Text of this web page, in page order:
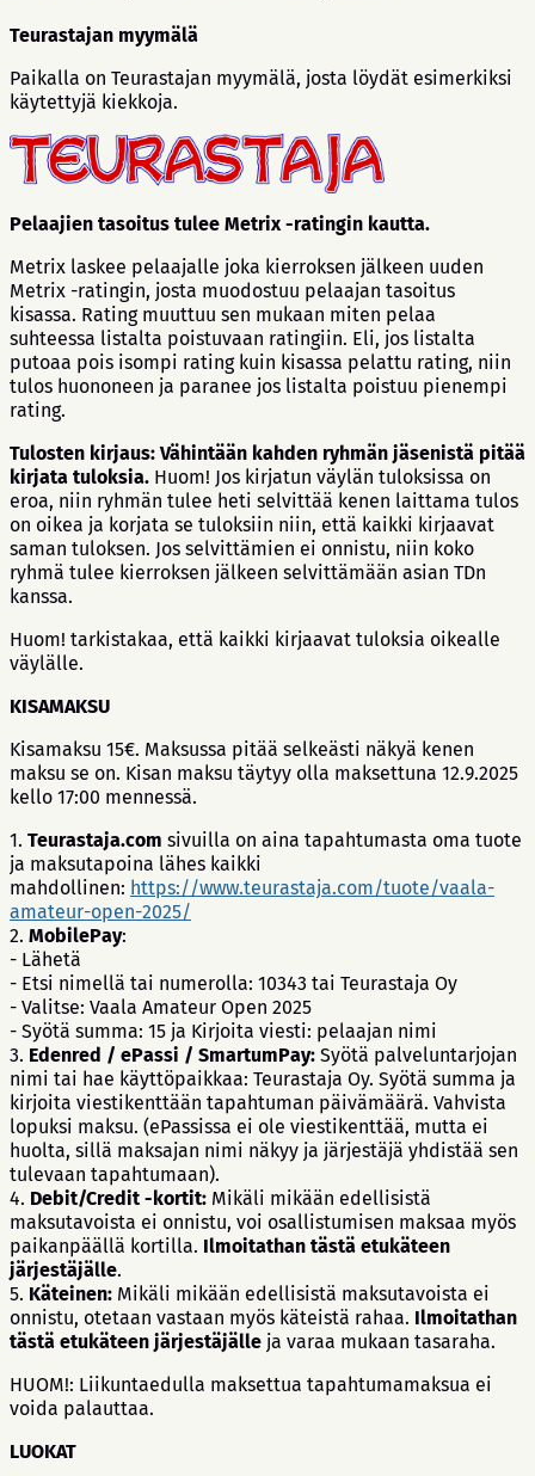
Teurastajan myymälä
Paikalla on Teurastajan myymälä, josta löydät esimerkiksi
käytettyjä kiekkoja.
Pelaajien tasoitus tulee Metrix -ratingin kautta.
Metrix laskee pelaajalle joka kierroksen jälkeen uuden
Metrix -ratingin, josta muodostuu pelaajan tasoitus
kisassa. Rating muuttuu sen mukaan miten pelaa
suhteessa listalta poistuvaan ratingiin. Eli, jos listalta
putoaa pois isompi rating kuin kisassa pelattu rating, niin
tulos huononeen ja paranee jos listalta poistuu pienempi
rating.
Tulosten kirjaus: Vähintään kahden ryhmän jäsenistä pitää
kirjata tuloksia. Huom! Jos kirjatun väylän tuloksissa on
eroa, niin ryhmän tulee heti selvittää kenen laittama tulos
on oikea ja korjata se tuloksiin niin, että kaikki kirjaavat
saman tuloksen. Jos selvittämien ei onnistu, niin koko
ryhmä tulee kierroksen jälkeen selvittämään asian TDn
kanssa.
Huom! tarkistakaa, että kaikki kirjaavat tuloksia oikealle
väylälle.
KISAMAKSU
Kisamaksu 15€. Maksussa pitää selkeästi näkyä kenen
maksu se on. Kisan maksu täytyy olla maksettuna 12.9.2025
kello 17:00 mennessä.
1. Teurastaja.com sivuilla on aina tapahtumasta oma tuote
ja maksutapoina lähes kaikki
mahdollinen: https://www.teurastaja.com/tuote/vaala-
amateur-open-2025/
2. MobilePay:
- Lähetä
- Etsi nimellä tai numerolla: 10343 tai Teurastaja Oy
- Valitse: Vaala Amateur Open 2025
- Syötä summa: 15 ja Kirjoita viesti: pelaajan nimi
3. Edenred / ePassi / SmartumPay: Syötä palveluntarjojan
nimi tai hae käyttöpaikkaa: Teurastaja Oy. Syötä summa ja
kirjoita viestikenttään tapahtuman päivämäärä. Vahvista
lopuksi maksu. (ePassissa ei ole viestikenttää, mutta ei
huolta, sillä maksajan nimi näkyy ja järjestäjä yhdistää sen
tulevaan tapahtumaan).
4. Debit/Credit -kortit: Mikäli mikään edellisistä
maksutavoista ei onnistu, voi osallistumisen maksaa myös
paikanpäällä kortilla. Ilmoitathan tästä etukäteen
järjestäjälle.
5. Käteinen: Mikäli mikään edellisistä maksutavoista ei
onnistu, otetaan vastaan myös käteistä rahaa. Ilmoitathan
tästä etukäteen järjestäjälle ja varaa mukaan tasaraha.
HUOM!: Liikuntaedulla maksettua tapahtumamaksua ei
voida palauttaa.
LUOKAT